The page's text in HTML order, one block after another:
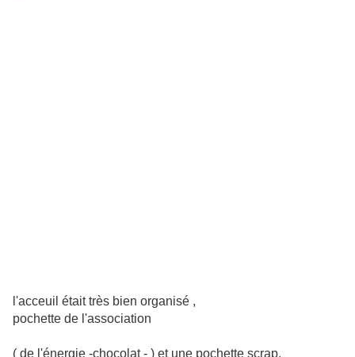
l'acceuil était très bien organisé ,
pochette de l'association
( de l'énergie -chocolat - ) et une pochette scrap,